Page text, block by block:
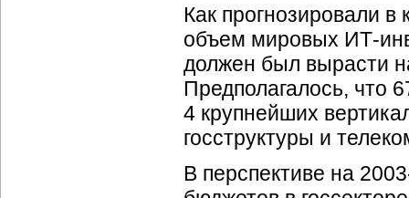
Как прогнозировали
объем мировых ИТ-
должен был вырасти
Предполагалось, что
4 крупнейших
госструктуры и
В перспективе на